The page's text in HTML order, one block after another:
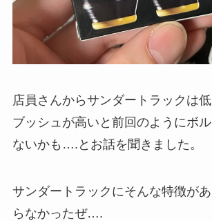
店員さんからサンダートラックは
ブッシュが高いと前回のようにボ
ないかも….とお話を聞きました。
サンダートラックにそんな特徴が
らなかったぜ….